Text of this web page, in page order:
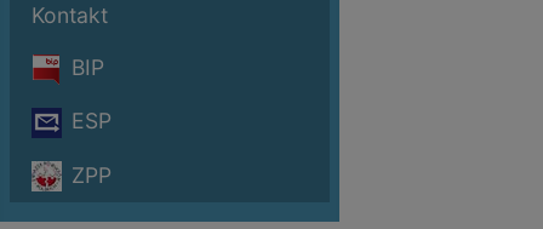
Kontakt
BIP
ESP
ZPP